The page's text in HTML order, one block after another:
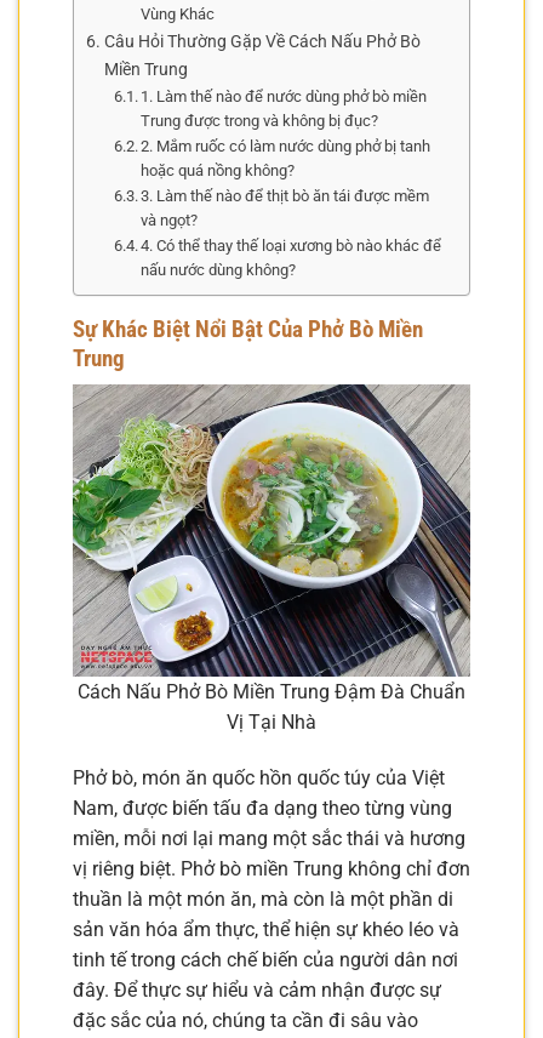
Vùng Khác
Câu Hỏi Thường Gặp Về Cách Nấu Phở Bò
Miền Trung
1. Làm thế nào để nước dùng phở bò miền
Trung được trong và không bị đục?
2. Mắm ruốc có làm nước dùng phở bị tanh
hoặc quá nồng không?
3. Làm thế nào để thịt bò ăn tái được mềm
và ngọt?
4. Có thể thay thế loại xương bò nào khác để
nấu nước dùng không?
Sự Khác Biệt Nổi Bật Của Phở Bò Miền
Trung
Cách Nấu Phở Bò Miền Trung Đậm Đà Chuẩn
Vị Tại Nhà
Phở bò, món ăn quốc hồn quốc túy của Việt
Nam, được biến tấu đa dạng theo từng vùng
miền, mỗi nơi lại mang một sắc thái và hương
vị riêng biệt. Phở bò miền Trung không chỉ đơn
thuần là một món ăn, mà còn là một phần di
sản văn hóa ẩm thực, thể hiện sự khéo léo và
tinh tế trong cách chế biến của người dân nơi
đây. Để thực sự hiểu và cảm nhận được sự
đặc sắc của nó, chúng ta cần đi sâu vào